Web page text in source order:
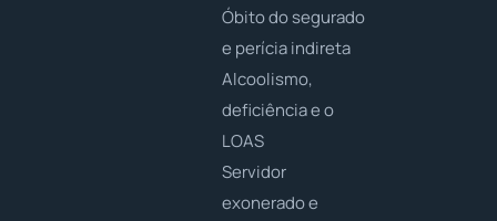
Óbito do segurado
e perícia indireta
Alcoolismo,
deficiência e o
LOAS
Servidor
exonerado e